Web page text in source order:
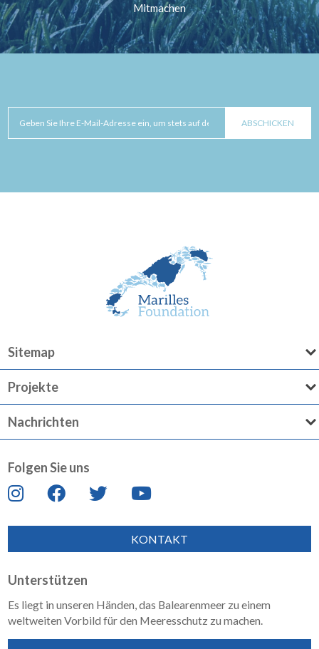
Mitmachen
Sitemap
Projekte
Nachrichten
Folgen Sie uns
KONTAKT
Unterstützen
Es liegt in unseren Händen, das Balearenmeer zu einem
weltweiten Vorbild für den Meeresschutz zu machen.